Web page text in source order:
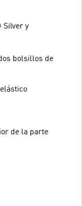
Silver y
bolsillos de
de la parte